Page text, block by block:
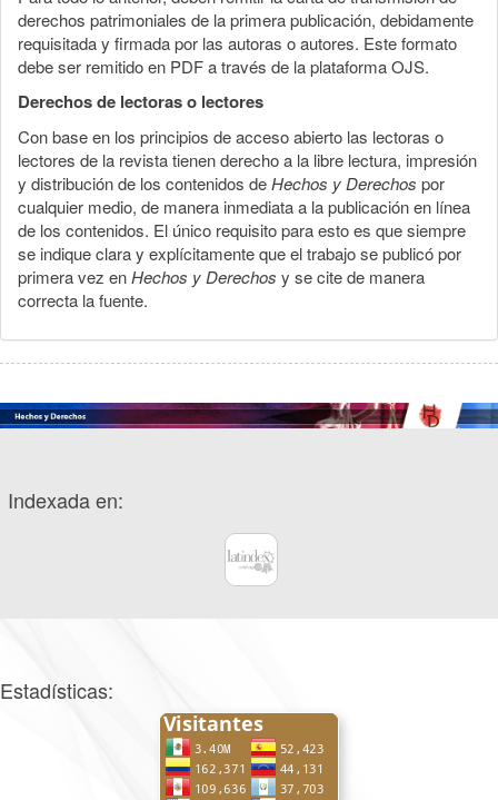
derechos patrimoniales de la primera publicación, debidamente
requisitada y firmada por las autoras o autores. Este formato
debe ser remitido en PDF a través de la plataforma OJS.
Derechos de lectoras o lectores
Con base en los principios de acceso abierto las lectoras o
lectores de la revista tienen derecho a la libre lectura, impresión
y distribución de los contenidos deHechos y Derechos por
cualquier medio, de manera inmediata a la publicación en línea
de los contenidos. El único requisito para esto es que siempre
se indique clara y explícitamente que el trabajo se publicó por
primera vez enHechos y Derechos y se cite de manera
correcta la fuente.
Indexada en:
Estadísticas: